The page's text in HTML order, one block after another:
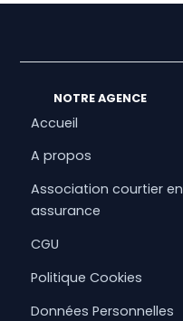
NOTRE AGENCE
Accueil
A propos
Association courtier en
assurance
CGU
Politique Cookies
Données Personnelles